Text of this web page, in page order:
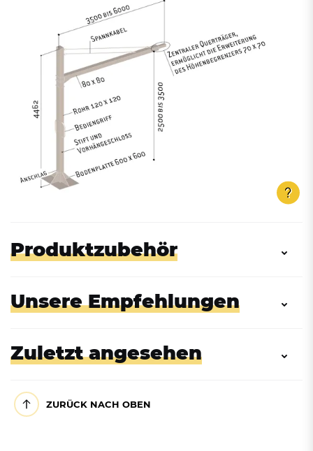
Produktzubehör
Unsere Empfehlungen
Zuletzt angesehen
ZURÜCK NACH OBEN